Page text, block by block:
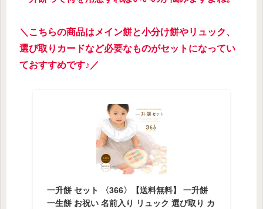
＼こちらの商品はメイン餅と小分け餅やリュック、
選び取りカードなど必要なものがセットになってい
ておすすめです♪／
一升餅 セット 〈366〉【送料無料】 一升餅
一生餅 お祝い 名前入り リュック 選び取り カ